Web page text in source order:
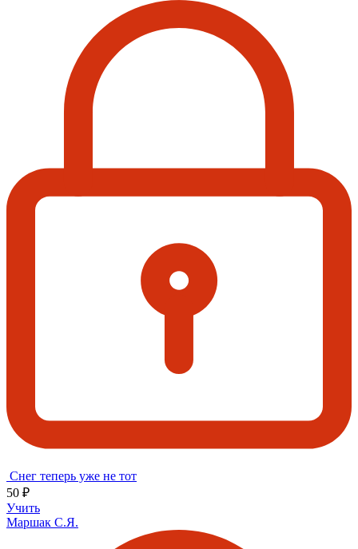
Снег теперь уже не тот
50 ₽
Учить
Маршак С.Я.